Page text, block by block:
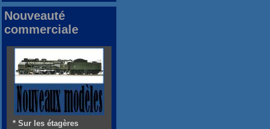
Nouveauté
commerciale
* Sur les étagères